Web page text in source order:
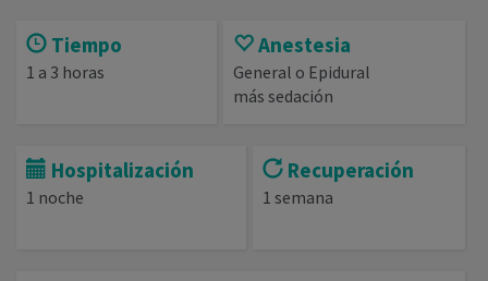
Tiempo
1 a 3 horas
Anestesia
General o Epidural
más sedación
Hospitalización
1 noche
Recuperación
1 semana